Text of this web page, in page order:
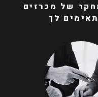
של מכרזים
לך